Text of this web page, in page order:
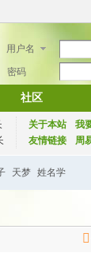
用户名
密码
社区
关于本站
我
友情链接
周
天梦 姓名学